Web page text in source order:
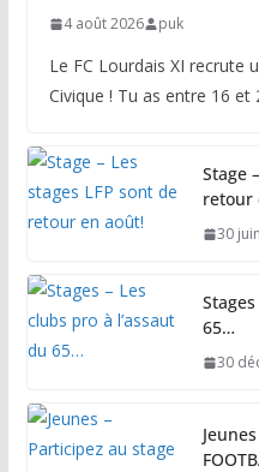
4 août 2026 puk
Le FC Lourdais XI recrute
Civique ! Tu as entre 16 et
Stage
retour
30
65…
30